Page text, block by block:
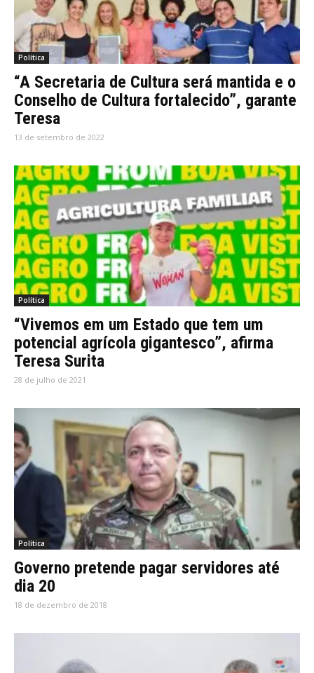
Política
“A Secretaria de Cultura será mantida e o
Conselho de Cultura fortalecido”, garante
Teresa
13 de setembro de 2022
Política
“Vivemos em um Estado que tem um
potencial agrícola gigantesco”, afirma
Teresa Surita
28 de julho de 2021
Política
Governo pretende pagar servidores até
dia 20
18 de dezembro de 2018